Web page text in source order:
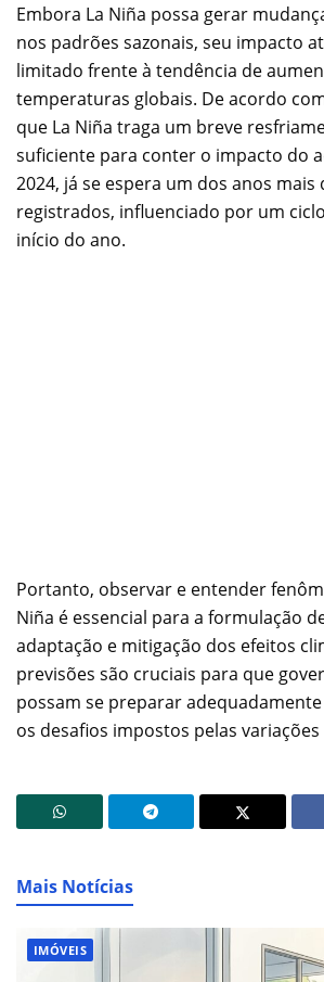
Embora La Niña possa gerar
nos padrões sazonais, seu impacto
limitado frente à tendência de
temperaturas globais. De acordo
que La Niña traga um breve
suficiente para conter o impacto do
2024, já se espera um dos anos mais
registrados, influenciado por um
início do ano.
Portanto, observar e entender
Niña é essencial para a formulação
adaptação e mitigação dos efeitos
previsões são cruciais para que
possam se preparar
os desafios impostos pelas
Mais Notícias
IMÓVEIS